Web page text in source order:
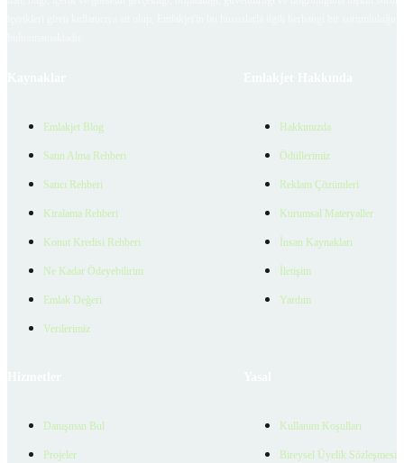
Emlakjet Blog
Satın Alma Rehberi
Satıcı Rehberi
Kiralama Rehberi
Konut Kredisi Rehberi
Ne Kadar Ödeyebilirim
Emlak Değeri
Verilerimiz
Hakkımızda
Ödüllerimiz
Reklam Çözümleri
Kurumsal Materyaller
İnsan Kaynakları
İletişim
Yardım
Danışman Bul
Projeler
Kullanım Koşulları
Bireysel Üyelik Sözleşmesi